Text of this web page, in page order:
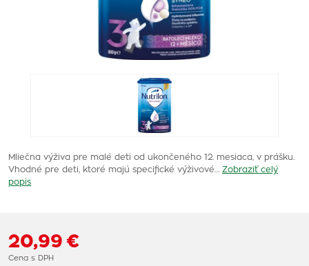
Mliečna výživa pre malé deti od ukončeného 12. mesiaca, v prášku.
Vhodné pre deti, ktoré majú specifické výživové…
Zobraziť celý
popis
20,99 €
Cena s DPH